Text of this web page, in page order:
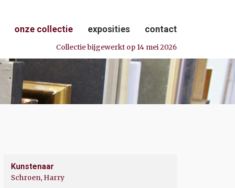
Collectie bijgewerkt op 14 mei 2026
onze collectie exposities contact
Kunstenaar
Schroen, Harry